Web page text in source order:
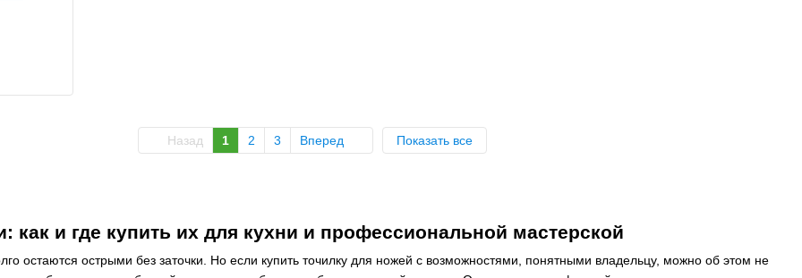
как и где купить их для кухни и профессиональной мастерской
остаются острыми без заточки. Но если купить точилку для ножей с возможностями, понятными владельцу, можно об этом не
Назад 1 2 3 Вперед Показать все